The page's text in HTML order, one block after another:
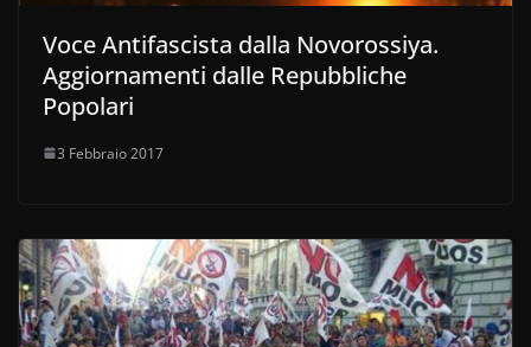
Voce Antifascista dalla Novorossiya.
Aggiornamenti dalle Repubbliche
Popolari
3 Febbraio 2017